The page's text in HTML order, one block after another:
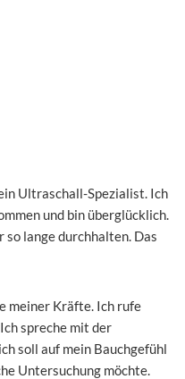
Ultraschall-Spezialist. Ich
und bin überglücklich.
lange durchhalten. Das
meiner Kräfte. Ich rufe
spreche mit der
soll auf mein Bauchgefühl
Untersuchung möchte.